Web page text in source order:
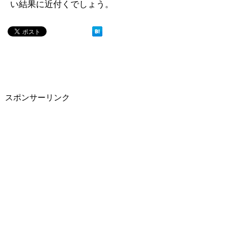
い結果に近付くでしょう。
スポンサーリンク